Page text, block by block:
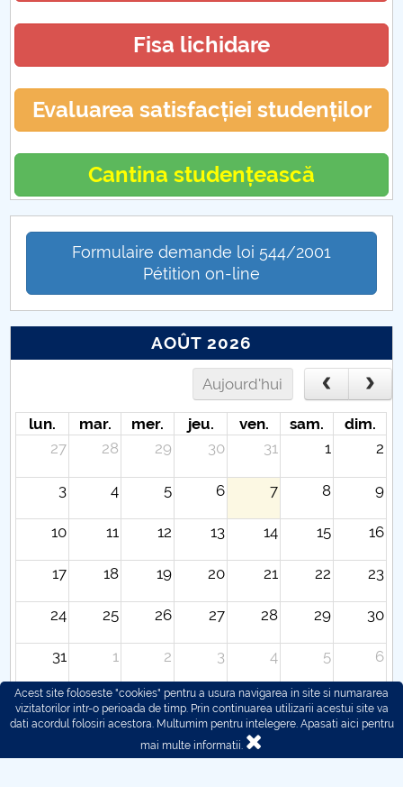
Fisa lichidare
Evaluarea satisfacției studenților
Cantina studențească
Formulaire demande loi 544/2001
Pétition on-line
AOÛT 2026
Aujourd'hui
lun. mar. mer. jeu. ven. sam.
dim.
27
28 29 30 31 1 2
3 4 5 6 7 8 9
10 11 12 13 14 15 16
17 18 19 20 21 22 23
24 25 26 27 28 29 30
31 1 2 3 4 5 6
Acest site foloseste "cookies" pentru a usura navigarea in site si numararea
vizitatorilor intr-o perioada de timp. Prin continuarea utilizarii acestui site va
dati acordul folosiri acestora. Multumim pentru intelegere. Apasati aici pentru
mai multe informatii.